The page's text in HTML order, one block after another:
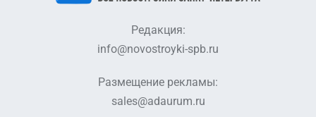
Редакция:
info@novostroyki-spb.ru
Размещение рекламы:
sales@adaurum.ru